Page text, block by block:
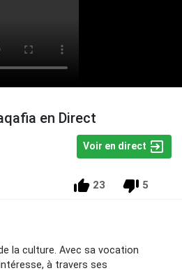
en Direct
Voir en direct
23 5
la culture. Avec sa vocation
à travers ses